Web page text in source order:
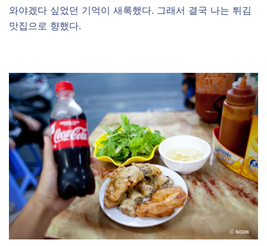
와야겠다 싶었던 기억이 새록했다. 그래서 결국 나는 튀김
맛집으로 향했다.